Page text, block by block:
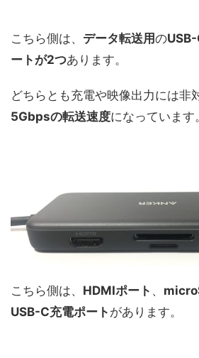
こちら側は、 データ転送用のUSB-
ートが2つあります。
どちらとも充電や映像出力には非
5Gbpsの転送速度になっています。
こちら側は、 HDMIポート 、
USB-C充電ポート があります。